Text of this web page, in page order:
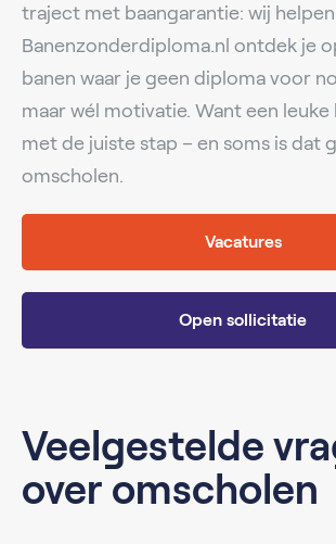
traject met baangarantie: wij
Banenzonderdiploma.nl ontdek je
banen waar je geen diploma voor
maar wél motivatie. Want een
met de juiste stap – en soms is dat
omscholen.
Vacatures
Open sollicitatie
Veelgestelde
over omscholen